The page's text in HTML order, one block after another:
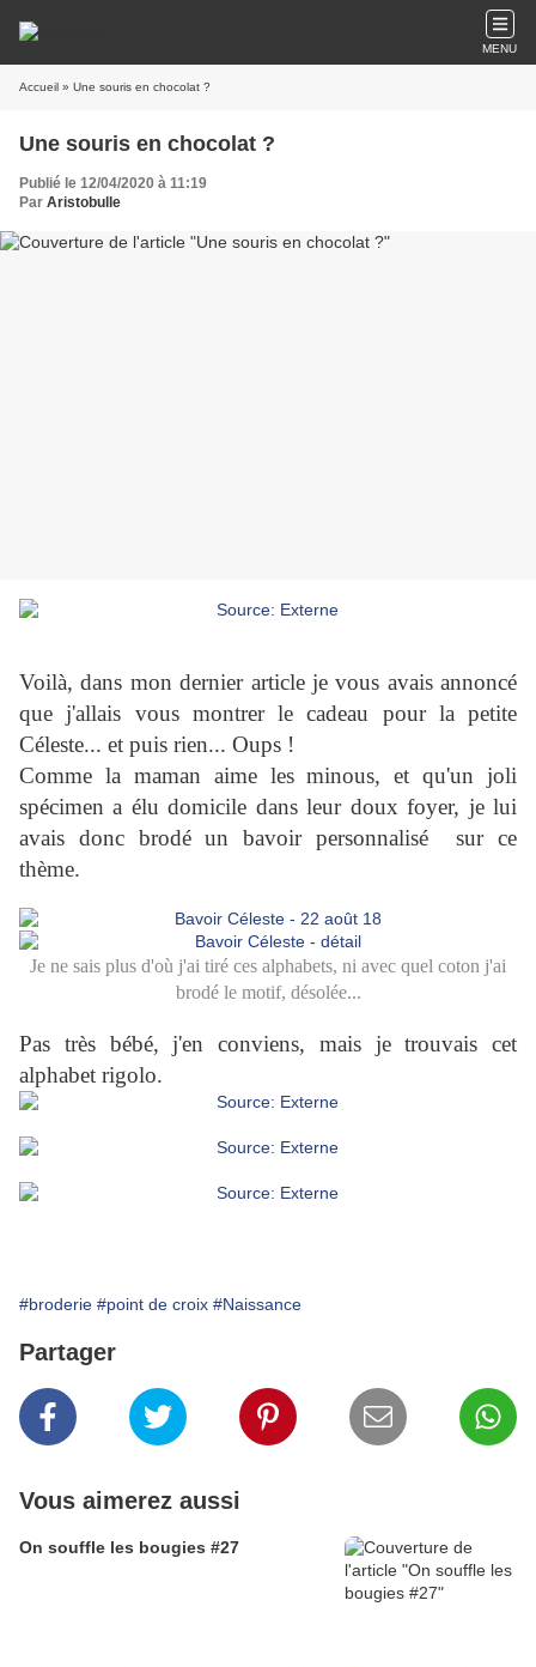
MENU
Accueil » Une souris en chocolat ?
Une souris en chocolat ?
Publié le 12/04/2020 à 11:19
Par Aristobulle
Voilà, dans mon dernier article je vous avais annoncé
que j'allais vous montrer le cadeau pour la petite
Céleste... et puis rien... Oups !
Comme la maman aime les minous, et qu'un joli
spécimen a élu domicile dans leur doux foyer, je lui
avais donc brodé un bavoir personnalisé sur ce
thème.
Je ne sais plus d'où j'ai tiré ces alphabets, ni avec quel coton j'ai
brodé le motif, désolée...
Pas très bébé, j'en conviens, mais je trouvais cet
alphabet rigolo.
#broderie #point de croix #Naissance
Partager
Vous aimerez aussi
On souffle les bougies #27